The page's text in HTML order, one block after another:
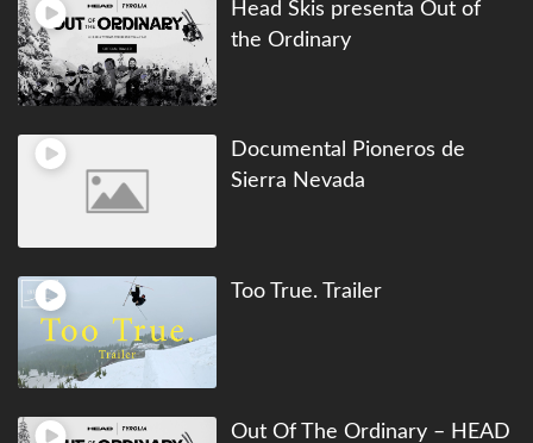
Head Skis presenta Out of
the Ordinary
Documental Pioneros de
Sierra Nevada
Too True. Trailer
Out Of The Ordinary – HEAD